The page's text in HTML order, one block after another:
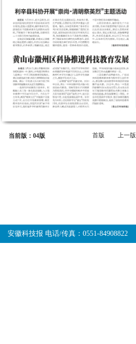
当前版：04版 首版 上一版
安徽科技报 电话/传真：0551-84908822